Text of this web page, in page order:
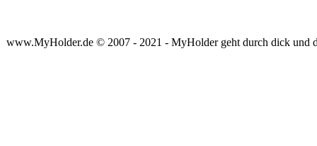
www.MyHolder.de © 2007 - 2021 - MyHolder geht durch dick und